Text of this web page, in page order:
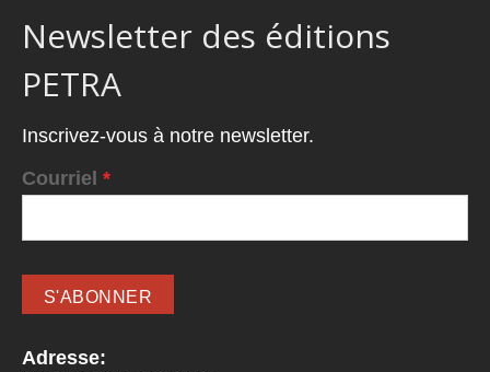
Newsletter des éditions
PETRA
Inscrivez-vous à notre newsletter.
Courriel *
Adresse: